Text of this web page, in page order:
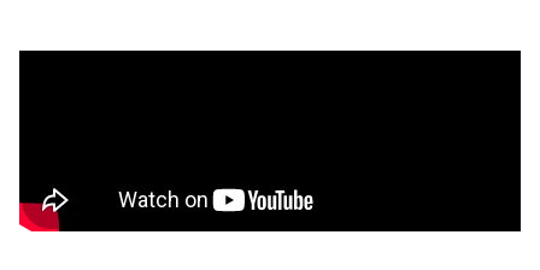
西裝 洗澡玩具